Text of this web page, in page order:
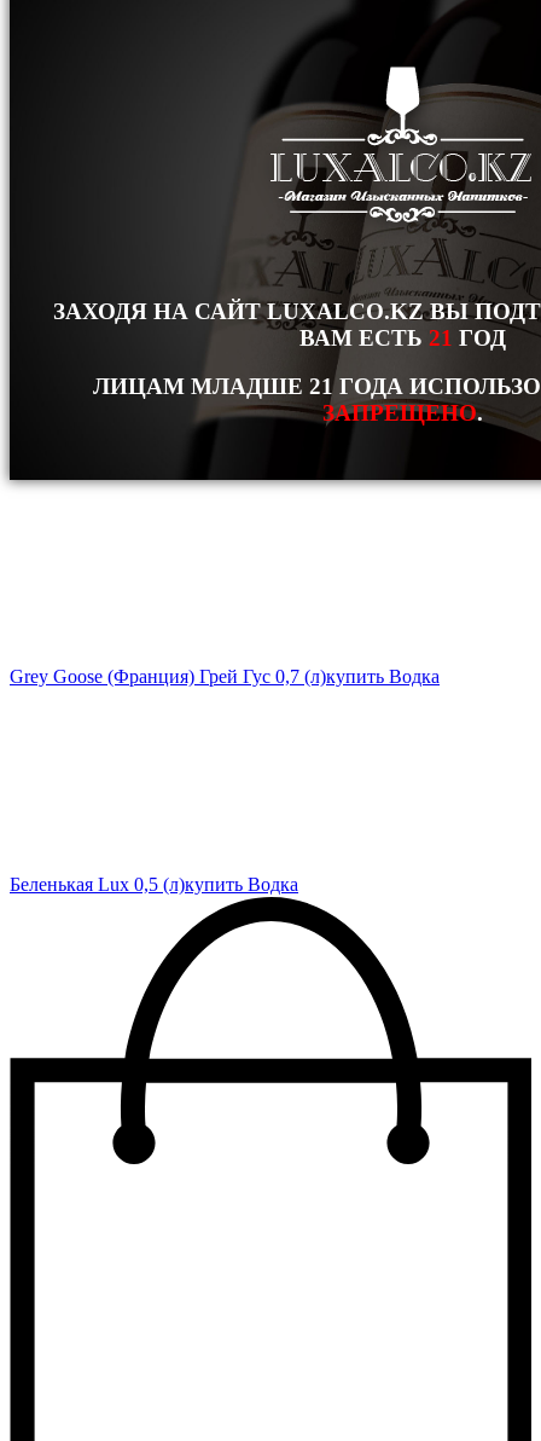
ЗАХОДЯ НА САЙТ LUXALCO.KZ ВЫ
ВАМ ЕСТЬ 21 ГОД
ЛИЦАМ МЛАДШЕ 21 ГОДА
ЗАПРЕЩЕНО.
Grey Goose (Франция) Грей Гус 0,7 (л)купить Водка
Беленькая Lux 0,5 (л)купить Водка